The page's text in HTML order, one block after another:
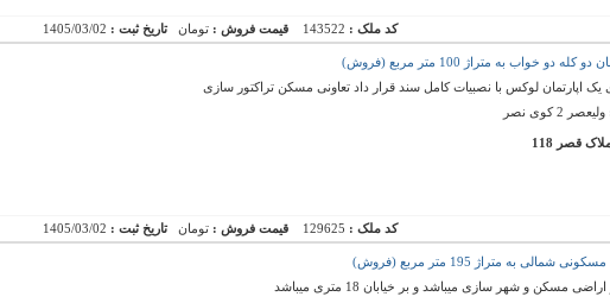
کد ملک : 143522 قیمت فروش : تومانتاریخ ثبت : 1405/03/02
کله دو خواب به متراژ 100 متر مربع (فروش)
اپارتمان لوکس با نصبیات کامل سند قرار داد تعاونی مسکن تراکتور سازی
ولیعصر 2 کوی نصر
قصر 118
کد ملک : 129625 قیمت فروش : تومانتاریخ ثبت : 1405/03/02
شمالی به متراژ 195 متر مربع (فروش)
مسکن و شهر سازی میباشد و بر خیابان 18 متری میباشد